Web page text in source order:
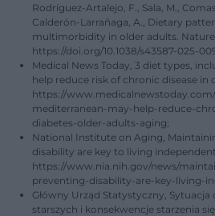
Rodríguez-Artalejo, F., Sala, M.,
Calderón-Larrañaga, A., Dietary
multimorbidity in older adults. Nature
https://doi.org/10.1038/s43587-025-
Medical News Today, 3 diet types,
help reduce risk of chronic disease in
https://
mediterranean-may-help-reduce-
diabetes-older-adults-aging;
National Institute on Aging,
disability are key to living
https://www.nia.nih.gov/news/
preventing-disability-are-key-living-
Główny Urząd Statystyczny,
starszych i konsekwencje starzenia